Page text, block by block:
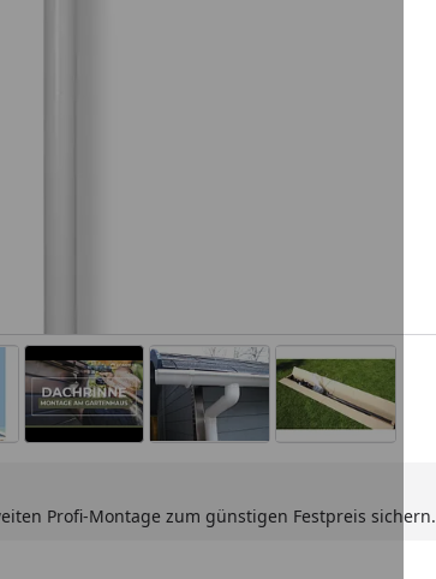
Profi-Montage zum günstigen Festpreis sichern.